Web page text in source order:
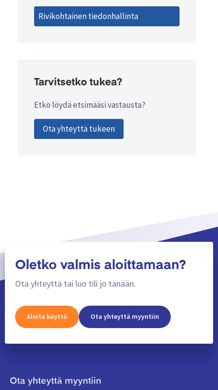
Rivikohtainen tiedonhallinta
Tarvitsetko tukea?
Etkö löydä etsimääsi vastausta?
Ota yhteyttä tukeen
Oletko valmis aloittamaan?
Ota yhteyttä tai luo tili jo tänään.
Aloita käyttö Ota yhteyttä myyntiin
Ota yhteyttä myyntiin